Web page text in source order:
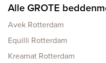
Alle GROTE
Avek Rotterdam
Equilli Rotterdam
Kreamat Rotterdam